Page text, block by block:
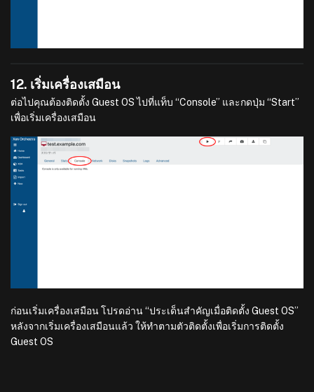
12. เริ่มเครื่องเสมือน
ต่อไปคุณต้องติดตั้ง Guest OS ไปที่แท็บ “Console” และกดปุ่ม “Start”
เพื่อเริ่มเครื่องเสมือน
ก่อนเริ่มเครื่องเสมือน โปรดอ่าน “ประเด็นสำคัญเมื่อติดตั้ง Guest OS”
หลังจากเริ่มเครื่องเสมือนแล้ว ให้ทำตามตัวติดตั้งเพื่อเริ่มการติดตั้ง
Guest OS